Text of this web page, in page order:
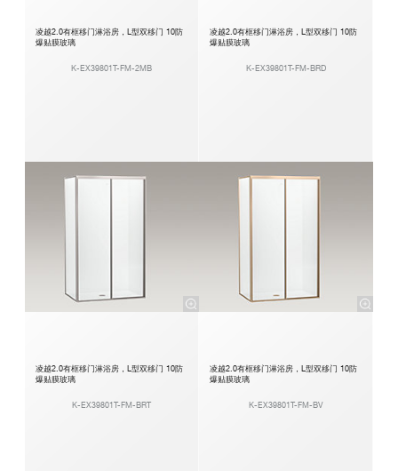
凌越2.0有框移门淋浴房，L型双移门 10防
爆贴膜玻璃
K-EX39801T-FM-2MB
凌越2.0有框移门淋浴房，L型双移门 10防
爆贴膜玻璃
K-EX39801T-FM-BRD
凌越2.0有框移门淋浴房，L型双移门 10防
爆贴膜玻璃
K-EX39801T-FM-BRT
凌越2.0有框移门淋浴房，L型双移门 10防
爆贴膜玻璃
K-EX39801T-FM-BV